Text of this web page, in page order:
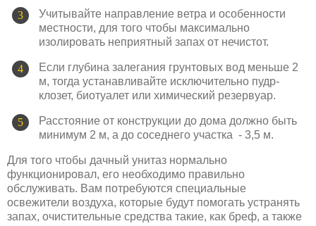
Учитывайте направление ветра и особенности
местности, для того чтобы максимально
изолировать неприятный запах от нечистот.
Если глубина залегания грунтовых вод меньше 2
м, тогда устанавливайте исключительно пудр-
клозет, биотуалет или химический резервуар.
Расстояние от конструкции до дома должно быть
минимум 2 м, а до соседнего участка - 3,5 м.
Для того чтобы дачный унитаз нормально
функционировал, его необходимо правильно
обслуживать. Вам потребуются специальные
освежители воздуха, которые будут помогать устранять
запах, очистительные средства такие, как бреф, а также